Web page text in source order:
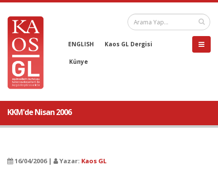
ENGLISH Kaos GL Dergisi
Künye
KKM'de Nisan 2006
16/04/2006 | Yazar: Kaos GL